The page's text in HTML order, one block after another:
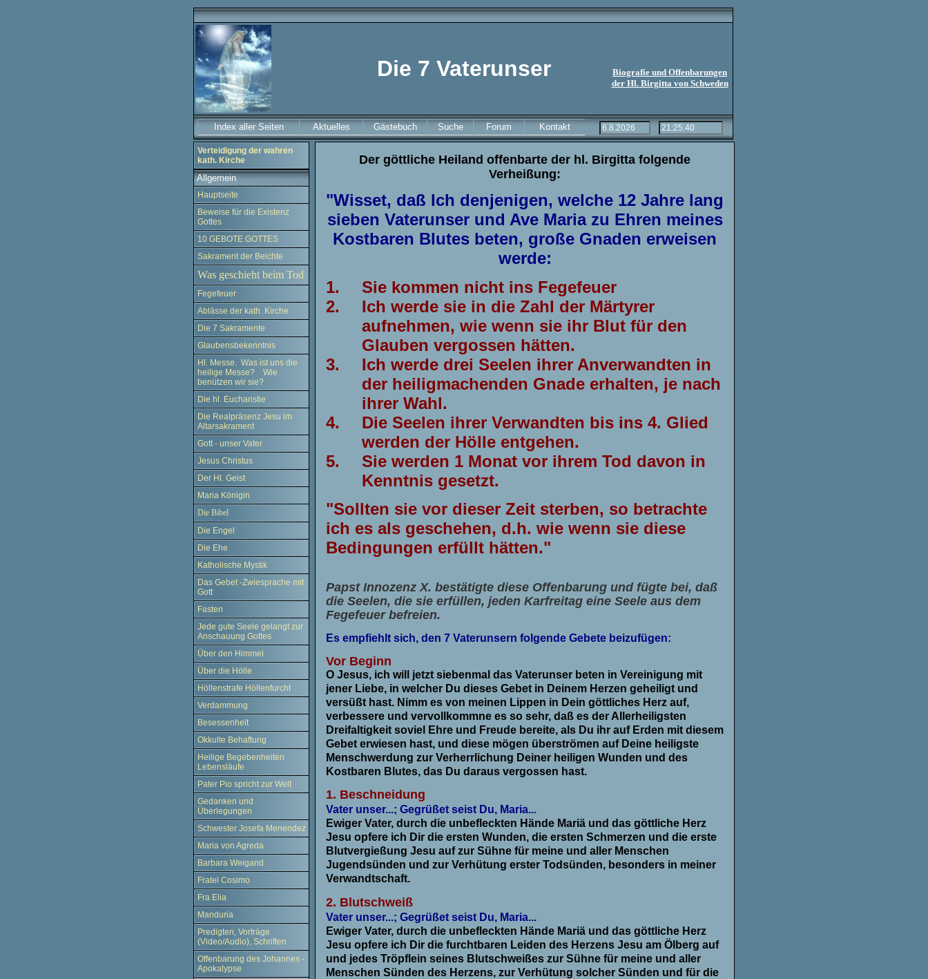
Die 7 Vaterunser
Biografie und Offenbarungen
der Hl. Birgitta von Schweden
Index aller Seiten Aktuelles Gästebuch Suche Forum Kontakt
Verteidigung der wahren
kath. Kirche
Allgemein
Hauptseite
Beweise für die Existenz
Gottes
10 GEBOTE GOTTES
Sakrament der Beichte
Was geschieht beim Tod
Fegefeuer
Ablässe der kath. Kirche
Die 7 Sakramente
Glaubensbekenntnis
Hl. Messe. Was ist uns die
heilige Messe? Wie
benützen wir sie?
Die hl. Eucharistie
Die Realpräsenz Jesu im
Altarsakrament
Gott - unser Vater
Jesus Christus
Der Hl. Geist
Maria Königin
Die Bibel
Die Engel
Die Ehe
Katholische Mystik
Das Gebet -Zwiesprache mit
Gott
Fasten
Jede gute Seele gelangt zur
Anschauung Gottes
Über den Himmel
Über die Hölle
Höllenstrafe Höllenfurcht
Verdammung
Besessenheit
Okkulte Behaftung
Heilige Begebenheiten
Lebensläufe
Pater Pio spricht zur Welt
Gedanken und
Überlegungen
Schwester Josefa Menendez
Maria von Agreda
Barbara Weigand
Fratel Cosimo
Fra Elia
Manduria
Predigten, Vorträge
(Video/Audio), Schriften
Offenbarung des Johannes -
Apokalypse
Der göttliche Heiland offenbarte der hl. Birgitta folgende
Verheißung:
"Wisset, daß Ich denjenigen, welche 12 Jahre lang
sieben Vaterunser und Ave Maria zu Ehren meines
Kostbaren Blutes beten, große Gnaden erweisen
werde:
1.
Sie kommen nicht ins Fegefeuer
2.
Ich werde sie in die Zahl der Märtyrer
aufnehmen, wie wenn sie ihr Blut für den
Glauben vergossen hätten.
3.
Ich werde drei Seelen ihrer Anverwandten in
der heiligmachenden Gnade erhalten, je nach
ihrer Wahl.
4.
Die Seelen ihrer Verwandten bis ins 4. Glied
werden der Hölle entgehen.
5.
Sie werden 1 Monat vor ihrem Tod davon in
Kenntnis gesetzt.
"Sollten sie vor dieser Zeit sterben, so betrachte
ich es als geschehen, d.h. wie wenn sie diese
Bedingungen erfüllt hätten."
Papst Innozenz X. bestätigte diese Offenbarung und fügte bei, daß
die Seelen, die sie erfüllen, jeden Karfreitag eine Seele aus dem
Fegefeuer befreien.
Es empfiehlt sich, den 7 Vaterunsern folgende Gebete beizufügen:
Vor Beginn
O Jesus, ich will jetzt siebenmal das Vaterunser beten in Vereinigung mit
jener Liebe, in welcher Du dieses Gebet in Deinem Herzen geheiligt und
versüßt hast. Nimm es von meinen Lippen in Dein göttliches Herz auf,
verbessere und vervollkommne es so sehr, daß es der Allerheiligsten
Dreifaltigkeit soviel Ehre und Freude bereite, als Du ihr auf Erden mit diesem
Gebet erwiesen hast, und diese mögen überströmen auf Deine heiligste
Menschwerdung zur Verherrlichung Deiner heiligen Wunden und des
Kostbaren Blutes, das Du daraus vergossen hast.
1. Beschneidung
Vater unser...; Gegrüßet seist Du, Maria...
Ewiger Vater, durch die unbefleckten Hände Mariä und das göttliche Herz
Jesu opfere ich Dir die ersten Wunden, die ersten Schmerzen und die erste
Blutvergießung Jesu auf zur Sühne für meine und aller Menschen
Jugendsünden und zur Verhütung erster Todsünden, besonders in meiner
Verwandtschaft.
2. Blutschweiß
Vater unser...; Gegrüßet seist Du, Maria...
Ewiger Vater, durch die unbefleckten Hände Mariä und das göttliche Herz
Jesu opfere ich Dir die furchtbaren Leiden des Herzens Jesu am Ölberg auf
und jedes Tröpflein seines Blutschweißes zur Sühne für meine und aller
Menschen Sünden des Herzens, zur Verhütung solcher Sünden und für die